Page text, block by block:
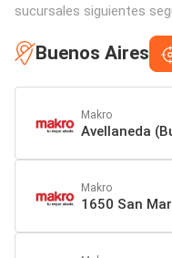
sucursales siguientes
Buenos Aires
Makro
Avellaneda
Makro
1650 San